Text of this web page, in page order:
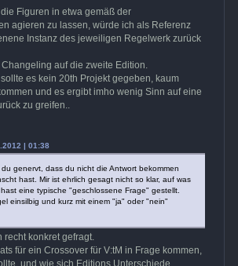
Figuren in etwa gemäß der
agieren zu lassen, würde ich als Referenz
Instanz des jeweiligen Regelwerk zurück
auf die zweite Edition.
es kein 20th Projekt gegeben, kaum
und es ergibt imho wenig Sinn auf eine
zu greifen..
| 01:38
genervt, dass du nicht die Antwort bekommen
hast. Mir ist ehrlich gesagt nicht so klar, auf was
eine typische "geschlossene Frage" gestellt.
einsilbig und kurz mit einem "ja" oder "nein"
recht konkret gefragt.
für ein Crossover für V:tM in Frage kommen,
und wie sich Editions Unterschiede